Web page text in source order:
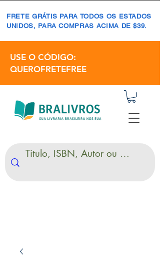
FRETE GRÁTIS PARA TODOS OS ESTADOS
UNIDOS, PARA COMPRAS ACIMA DE $39.
USE O CÓDIGO:
QUEROFRETEFREE